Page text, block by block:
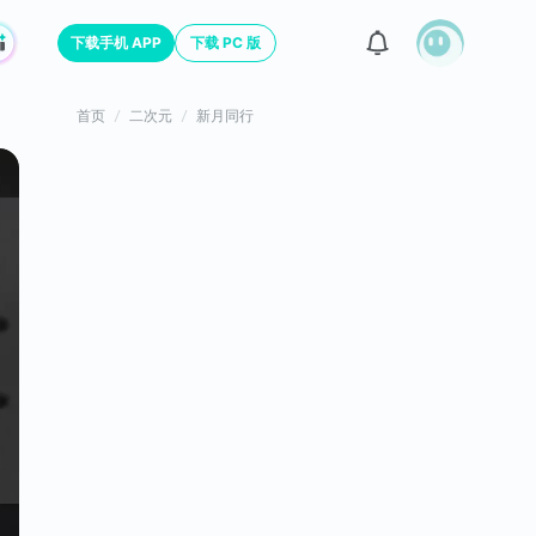
下载手机 APP 下载 PC 版
首页 二次元 新月同行